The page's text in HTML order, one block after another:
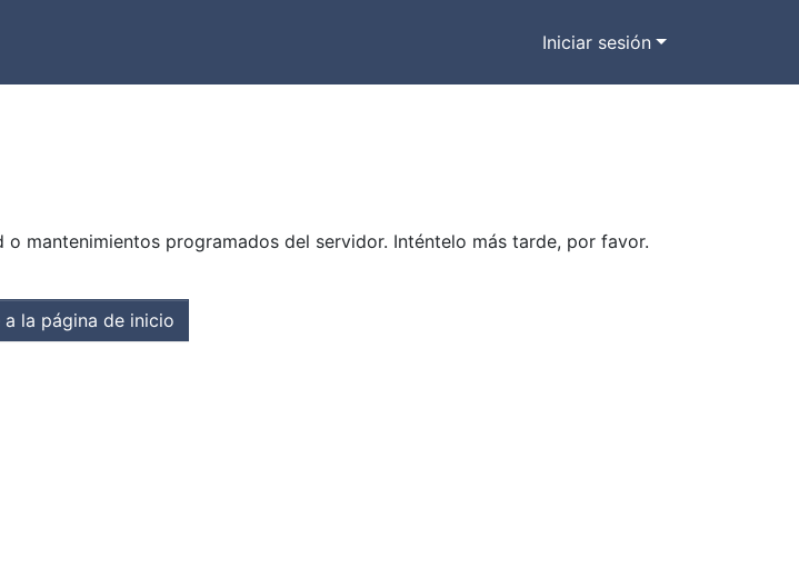
Iniciar sesión
mantenimientos programados del servidor. Inténtelo más tarde, por favor.
a la página de inicio